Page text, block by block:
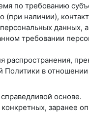
по требованию
(при наличии),
данных,
требовании
распространения,
Политики в
основе.
заранее